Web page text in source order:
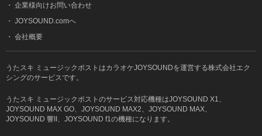
・ 企業様向けお問い合わせ
・ JOYSOUND.comへ
・ 会社概要
うたスキ ミュージックポストはカラオケJOYSOUNDを運営する株式会社エク
シングのサービスです。
うたスキ ミュージックポストのサービス対応機種はJOYSOUND X1、
JOYSOUND MAX GO、JOYSOUND MAX2、JOYSOUND MAX、
JOYSOUND 響II、JOYSOUND f1の機種になります。